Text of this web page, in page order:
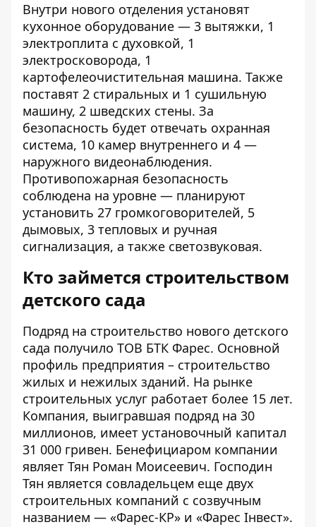
Внутри нового отделения установят
кухонное оборудование — 3 вытяжки, 1
электроплита с духовкой, 1
электросковорода, 1
картофелеочистительная машина. Также
поставят 2 стиральных и 1 сушильную
машину, 2 шведских стены. За
безопасность будет отвечать охранная
система, 10 камер внутреннего и 4 —
наружного видеонаблюдения.
Противопожарная безопасность
соблюдена на уровне — планируют
установить 27 громкоговорителей, 5
дымовых, 3 тепловых и ручная
сигнализация, а также светозвуковая.
Кто займется строительством
детского сада
Подряд на строительство нового детского
сада получило ТОВ БТК Фарес. Основной
профиль предприятия – строительство
жилых и нежилых зданий. На рынке
строительных услуг работает более 15 лет.
Компания, выигравшая подряд на 30
миллионов, имеет установочный капитал
31 000 гривен. Бенефициаром компании
являет Тян Роман Моисеевич. Господин
Тян является совладельцем еще двух
строительных компаний с созвучным
названием — «Фарес-КР» и «Фарес Інвест».